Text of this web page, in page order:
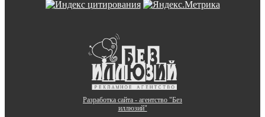
Разработка сайта - агентство "Без
иллюзий"